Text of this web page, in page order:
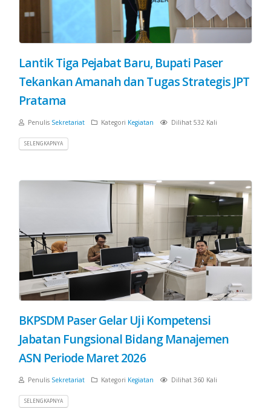
Lantik Tiga Pejabat Baru, Bupati Paser
Tekankan Amanah dan Tugas Strategis JPT
Pratama
Penulis Sekretariat Kategori Kegiatan Dilihat 532 Kali
SELENGKAPNYA
BKPSDM Paser Gelar Uji Kompetensi
Jabatan Fungsional Bidang Manajemen
ASN Periode Maret 2026
Penulis Sekretariat Kategori Kegiatan Dilihat 360 Kali
SELENGKAPNYA